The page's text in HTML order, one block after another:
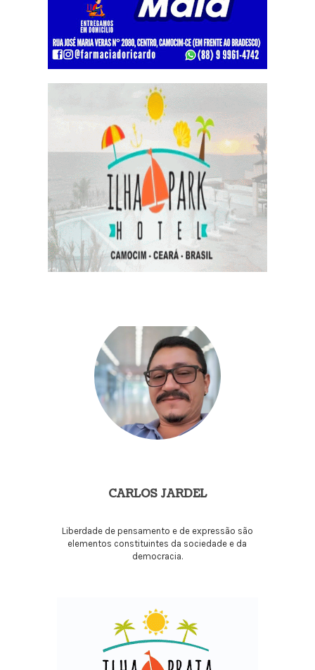
CARLOS JARDEL
Liberdade de pensamento e de expressão são
elementos constituintes da sociedade e da
democracia.